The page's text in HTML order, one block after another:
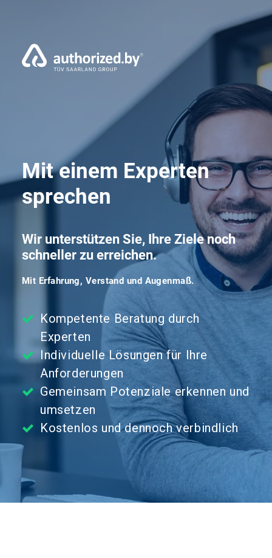
Mit einem Experten
sprechen
Wir unterstützen Sie, Ihre Ziele noch
schneller zu erreichen.
Mit Erfahrung, Verstand und Augenmaß.
Kompetente Beratung durch
Experten
Individuelle Lösungen für Ihre
Anforderungen
Gemeinsam Potenziale erkennen und
umsetzen
Kostenlos und dennoch verbindlich